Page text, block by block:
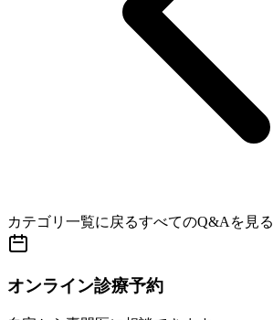
カテゴリ一覧に戻るすべてのQ&Aを見る
オンライン診療予約